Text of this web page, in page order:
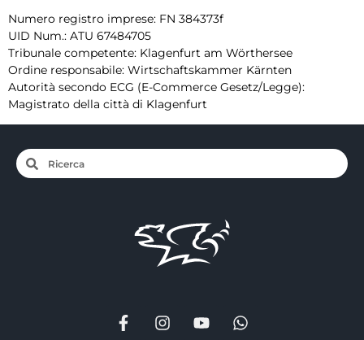
Numero registro imprese: FN 384373f
UID Num.: ATU 67484705
Tribunale competente: Klagenfurt am Wörthersee
Ordine responsabile: Wirtschaftskammer Kärnten
Autorità secondo ECG (E-Commerce Gesetz/Legge):
Magistrato della città di Klagenfurt